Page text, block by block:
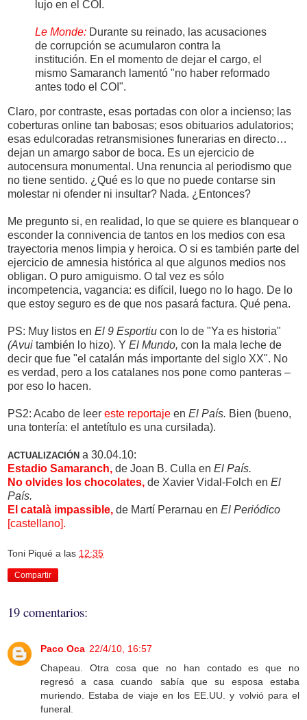
lujo en el COI.
Le Monde: Durante su reinado, las acusaciones
de corrupción se acumularon contra la
institución. En el momento de dejar el cargo, el
mismo Samaranch lamentó "no haber reformado
antes todo el COI".
Claro, por contraste, esas portadas con olor a incienso; las
coberturas online tan babosas; esos obituarios adulatorios;
esas edulcoradas retransmisiones funerarias en directo…
dejan un amargo sabor de boca. Es un ejercicio de
autocensura monumental. Una renuncia al periodismo que
no tiene sentido. ¿Qué es lo que no puede contarse sin
molestar ni ofender ni insultar? Nada. ¿Entonces?
Me pregunto si, en realidad, lo que se quiere es blanquear o
esconder la connivencia de tantos en los medios con esa
trayectoria menos limpia y heroica. O si es también parte del
ejercicio de amnesia histórica al que algunos medios nos
obligan. O puro amiguismo. O tal vez es sólo
incompetencia, vagancia: es difícil, luego no lo hago. De lo
que estoy seguro es de que nos pasará factura. Qué pena.
PS: Muy listos en El 9 Esportiu con lo de "Ya es historia"
(Avui también lo hizo). Y El Mundo, con la mala leche de
decir que fue "el catalán más importante del siglo XX". No
es verdad, pero a los catalanes nos pone como panteras –
por eso lo hacen.
PS2: Acabo de leer este reportaje en El País. Bien (bueno,
una tontería: el antetítulo es una cursilada).
ACTUALIZACIÓN a 30.04.10:
Estadio Samaranch, de Joan B. Culla en El País.
No olvides los chocolates, de Xavier Vidal-Folch en El
País.
El català impassible, de Martí Perarnau en El Periódico
[castellano].
Toni Piqué a las 12:35
Compartir
19 comentarios:
Paco Oca 22/4/10, 16:57
Chapeau. Otra cosa que no han contado es que no
regresó a casa cuando sabía que su esposa estaba
muriendo. Estaba de viaje en los EE.UU. y volvió para el
funeral.